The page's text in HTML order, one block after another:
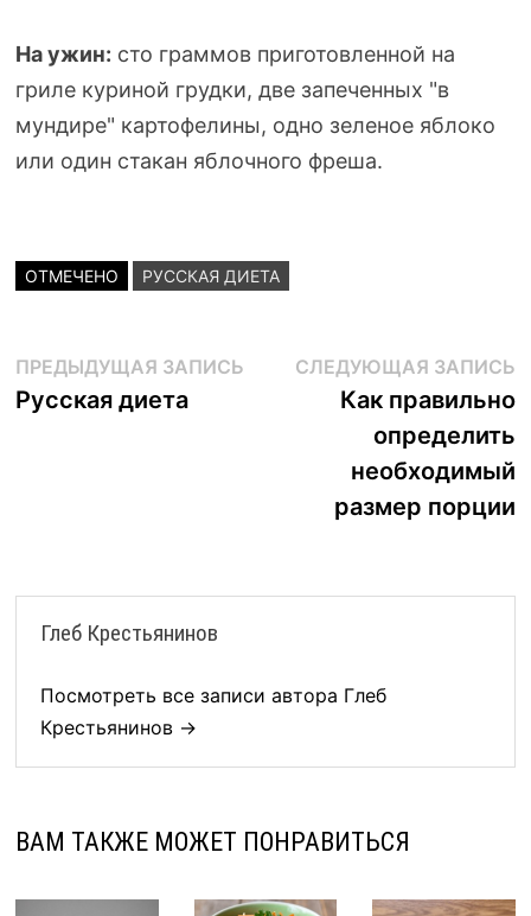
На ужин: сто граммов приготовленной на
гриле куриной грудки, две запеченных "в
мундире" картофелины, одно зеленое яблоко
или один стакан яблочного фреша.
ОТМЕЧЕНО РУССКАЯ ДИЕТА
Навигация
по
ПРЕДЫДУЩАЯ ЗАПИСЬПредыдущая
Русская диета
СЛЕДУЮЩАЯ ЗАПИСЬ
Как правильно
определить
необходимый
размер порции
Глеб Крестьянинов
Посмотреть все записи автора Глеб
Крестьянинов →
ВАМ ТАКЖЕ МОЖЕТ ПОНРАВИТЬСЯ